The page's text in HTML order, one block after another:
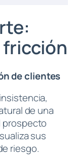
fricción
de clientes
de una
prospecto
sus
riesgo.